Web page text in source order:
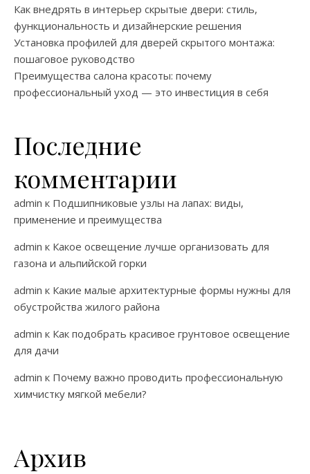
Как внедрять в интерьер скрытые двери: стиль,
функциональность и дизайнерские решения
Установка профилей для дверей скрытого монтажа:
пошаговое руководство
Преимущества салона красоты: почему
профессиональный уход — это инвестиция в себя
Последние
комментарии
admin к Подшипниковые узлы на лапах: виды,
применение и преимущества
admin к Какое освещение лучше организовать для
газона и альпийской горки
admin к Какие малые архитектурные формы нужны для
обустройства жилого района
admin к Как подобрать красивое грунтовое освещение
для дачи
admin к Почему важно проводить профессиональную
химчистку мягкой мебели?
Архив